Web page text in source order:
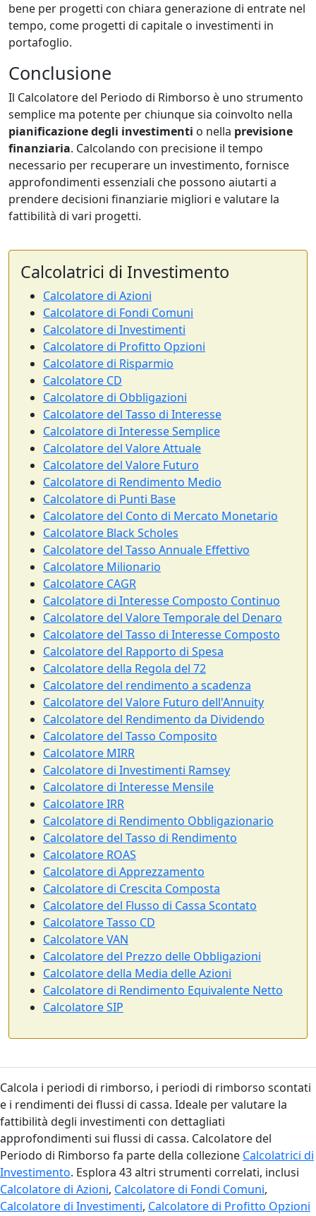
bene per progetti con chiara generazione di entrate nel
tempo, come progetti di capitale o investimenti in
portafoglio.
Conclusione
Il Calcolatore del Periodo di Rimborso è uno strumento
semplice ma potente per chiunque sia coinvolto nella
pianificazione degli investimenti o nella previsione
finanziaria. Calcolando con precisione il tempo
necessario per recuperare un investimento, fornisce
approfondimenti essenziali che possono aiutarti a
prendere decisioni finanziarie migliori e valutare la
fattibilità di vari progetti.
Calcolatrici di Investimento
Calcolatore di Azioni
Calcolatore di Fondi Comuni
Calcolatore di Investimenti
Calcolatore di Profitto Opzioni
Calcolatore di Risparmio
Calcolatore CD
Calcolatore di Obbligazioni
Calcolatore del Tasso di Interesse
Calcolatore di Interesse Semplice
Calcolatore del Valore Attuale
Calcolatore del Valore Futuro
Calcolatore di Rendimento Medio
Calcolatore di Punti Base
Calcolatore del Conto di Mercato Monetario
Calcolatore Black Scholes
Calcolatore del Tasso Annuale Effettivo
Calcolatore Milionario
Calcolatore CAGR
Calcolatore di Interesse Composto Continuo
Calcolatore del Valore Temporale del Denaro
Calcolatore del Tasso di Interesse Composto
Calcolatore del Rapporto di Spesa
Calcolatore della Regola del 72
Calcolatore del rendimento a scadenza
Calcolatore del Valore Futuro dell'Annuity
Calcolatore del Rendimento da Dividendo
Calcolatore del Tasso Composito
Calcolatore MIRR
Calcolatore di Investimenti Ramsey
Calcolatore di Interesse Mensile
Calcolatore IRR
Calcolatore di Rendimento Obbligazionario
Calcolatore del Tasso di Rendimento
Calcolatore ROAS
Calcolatore di Apprezzamento
Calcolatore di Crescita Composta
Calcolatore del Flusso di Cassa Scontato
Calcolatore Tasso CD
Calcolatore VAN
Calcolatore del Prezzo delle Obbligazioni
Calcolatore della Media delle Azioni
Calcolatore di Rendimento Equivalente Netto
Calcolatore SIP
Calcola i periodi di rimborso, i periodi di rimborso scontati
e i rendimenti dei flussi di cassa. Ideale per valutare la
fattibilità degli investimenti con dettagliati
approfondimenti sui flussi di cassa. Calcolatore del
Periodo di Rimborso fa parte della collezione Calcolatrici di
Investimento. Esplora 43 altri strumenti correlati, inclusi
Calcolatore di Azioni, Calcolatore di Fondi Comuni,
Calcolatore di Investimenti, Calcolatore di Profitto Opzioni